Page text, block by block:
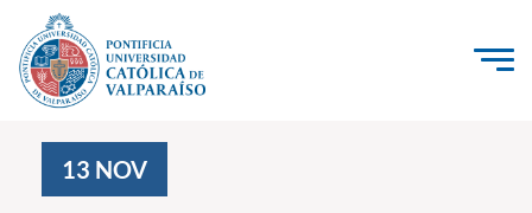
Click acá para ir directamente al contenido
Investigación, Creación e Innovación
13 NOV